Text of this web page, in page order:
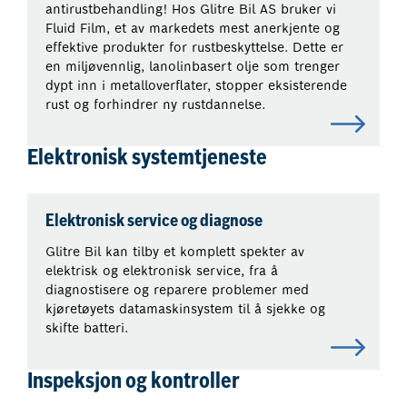
antirustbehandling! Hos Glitre Bil AS bruker vi
Fluid Film, et av markedets mest anerkjente og
effektive produkter for rustbeskyttelse. Dette er
en miljøvennlig, lanolinbasert olje som trenger
dypt inn i metalloverflater, stopper eksisterende
rust og forhindrer ny rustdannelse.
Elektronisk systemtjeneste
Elektronisk service og diagnose
Glitre Bil kan tilby et komplett spekter av
elektrisk og elektronisk service, fra å
diagnostisere og reparere problemer med
kjøretøyets datamaskinsystem til å sjekke og
skifte batteri.
Inspeksjon og kontroller